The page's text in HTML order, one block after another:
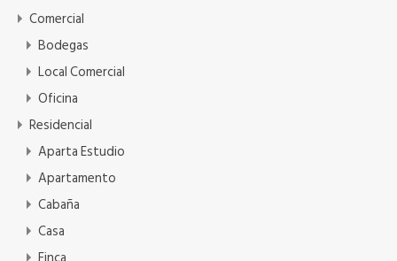
Comercial
Bodegas
Local Comercial
Oficina
Residencial
Aparta Estudio
Apartamento
Cabaña
Casa